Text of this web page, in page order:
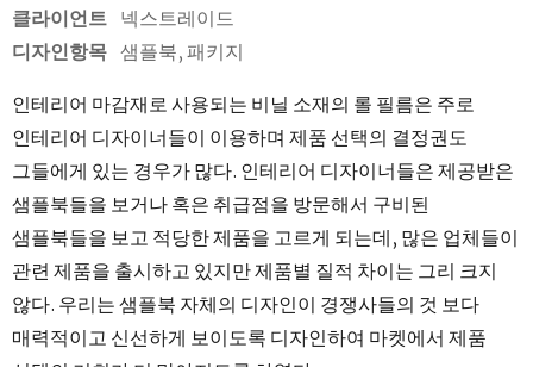
클라이언트 넥스트레이드
디자인항목 샘플북, 패키지
인테리어 마감재로 사용되는 비닐 소재의 롤 필름은 주로
인테리어 디자이너들이 이용하며 제품 선택의 결정권도
그들에게 있는 경우가 많다. 인테리어 디자이너들은 제공받은
샘플북들을 보거나 혹은 취급점을 방문해서 구비된
샘플북들을 보고 적당한 제품을 고르게 되는데, 많은 업체들이
관련 제품을 출시하고 있지만 제품별 질적 차이는 그리 크지
않다. 우리는 샘플북 자체의 디자인이 경쟁사들의 것 보다
매력적이고 신선하게 보이도록 디자인하여 마켓에서 제품